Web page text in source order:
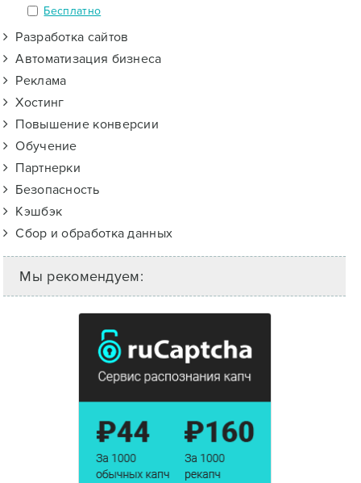
Бесплатно
Разработка сайтов
Автоматизация бизнеса
Реклама
Хостинг
Повышение конверсии
Обучение
Партнерки
Безопасность
Кэшбэк
Сбор и обработка данных
Мы рекомендуем: